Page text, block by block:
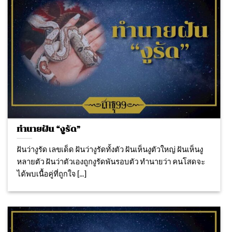
ทำนายฝัน “งูรัด”
ฝันว่างูรัด เลขเด็ด ฝันว่างูรัดทั้งตัว ฝันเห็นงูตัวใหญ่ ฝันเห็นงู
หลายตัว ฝันว่าตัวเองถูกงูรัดพันรอบตัว ทำนายว่า คนโสดจะ
ได้พบเนื้อคู่ที่ถูกใจ [...]